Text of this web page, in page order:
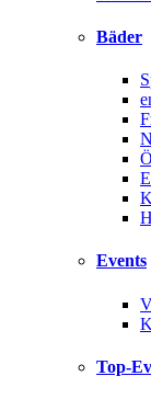
Bäder
Events
Top-